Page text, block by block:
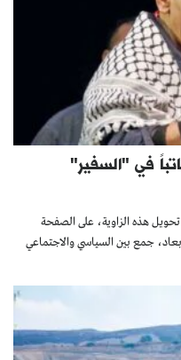
في "السفير"
هذه الزاوية، على الصفحة
جمع بين السياسي والاجتماعي